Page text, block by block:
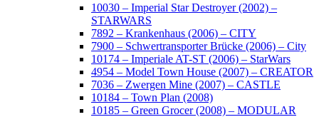
10030 – Imperial Star Destroyer (2002) –
STARWARS
7892 – Krankenhaus (2006) – CITY
7900 – Schwertransporter Brücke (2006) – City
10174 – Imperiale AT-ST (2006) – StarWars
4954 – Model Town House (2007) – CREATOR
7036 – Zwergen Mine (2007) – CASTLE
10184 – Town Plan (2008)
10185 – Green Grocer (2008) – MODULAR